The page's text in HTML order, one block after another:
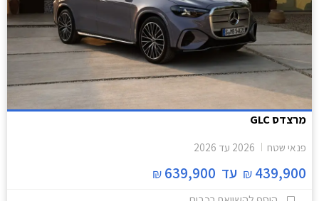
מרצדס GLC
פנאי שטח 2026 עד 2026
439,900
₪ עד 639,900
₪